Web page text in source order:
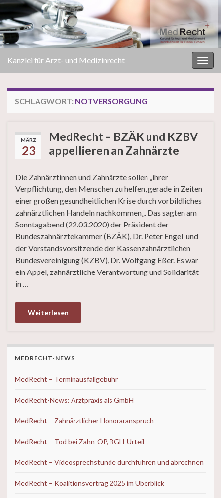
Kanzlei für Arzt- und Medizinrecht
SCHLAGWORT: NOTVERSORGUNG
MÄRZ
23
MedRecht – BZÄK und KZBV
appellieren an Zahnärzte
Die Zahnärztinnen und Zahnärzte sollen „ihrer
Verpflichtung, den Menschen zu helfen, gerade in Zeiten
einer großen gesundheitlichen Krise durch vorbildliches
zahnärztlichen Handeln nachkommen„. Das sagten am
Sonntagabend (22.03.2020) der Präsident der
Bundeszahnärztekammer (BZÄK), Dr. Peter Engel, und
der Vorstandsvorsitzende der Kassenzahnärztlichen
Bundesvereinigung (KZBV), Dr. Wolfgang Eßer. Es war
ein Appel, zahnärztliche Verantwortung und Solidarität
in …
Weiterlesen
MEDRECHT-NEWS
MedRecht – Terminausfallgebühr
MedRecht-News: Arztpraxis als GmbH
MedRecht – Zahnärztlicher Honoraranspruch
MedRecht – Tod bei Zahn-OP, BGH-Urteil
MedRecht – Videosprechstunde durchführen und abrechnen
MedRecht – Koalitionsvertrag 2025 im Überblick